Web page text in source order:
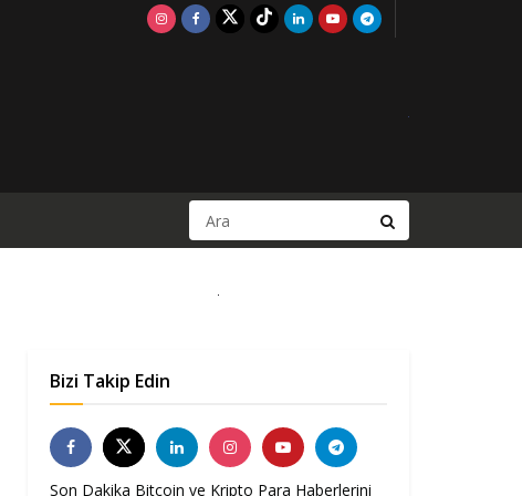
Bizi Takip Edin
Son Dakika Bitcoin ve Kripto Para Haberlerini